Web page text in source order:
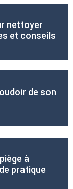
nettoyer
et conseils
de son
à
pratique